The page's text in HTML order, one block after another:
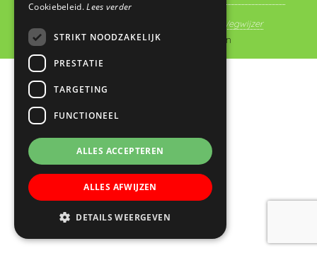
Basisschool De Wegwijzer
Vianen· Alle rechten voorbehouden
Cookiebeleid.Lees verder
STRIKT NOODZAKELIJK
PRESTATIE
TARGETING
FUNCTIONEEL
ALLES ACCEPTEREN
ALLES AFWIJZEN
DETAILS WEERGEVEN